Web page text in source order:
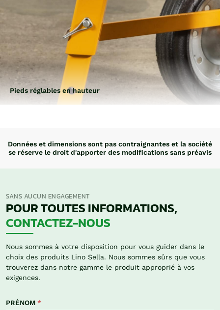
Pieds réglables en hauteur
Données et dimensions sont pas contraignantes et la société
se réserve le droit d'apporter des modifications sans préavis
SANS AUCUN ENGAGEMENT
POUR TOUTES INFORMATIONS,
CONTACTEZ-NOUS
Nous sommes à votre disposition pour vous guider dans le
choix des produits Lino Sella. Nous sommes sûrs que vous
trouverez dans notre gamme le produit approprié à vos
exigences.
PRÉNOM *